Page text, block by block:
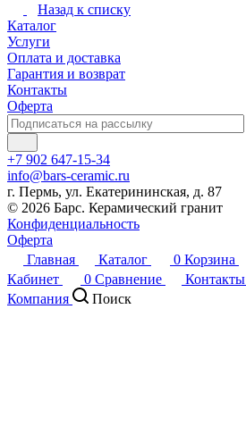
Назад к списку
Каталог
Услуги
Оплата и доставка
Гарантия и возврат
Контакты
Оферта
+7 902 647-15-34
info@bars-ceramic.ru
г. Пермь, ул. Екатерининская, д. 87
© 2026 Барс. Керамический гранит
Конфиденциальность
Оферта
Главная
Каталог 0 Корзина
Кабинет
0 Сравнение Контакты
Компания
Поиск